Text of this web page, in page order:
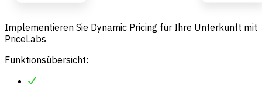
Implementieren Sie Dynamic Pricing für Ihre Unterkunft mit
PriceLabs
Funktionsübersicht: